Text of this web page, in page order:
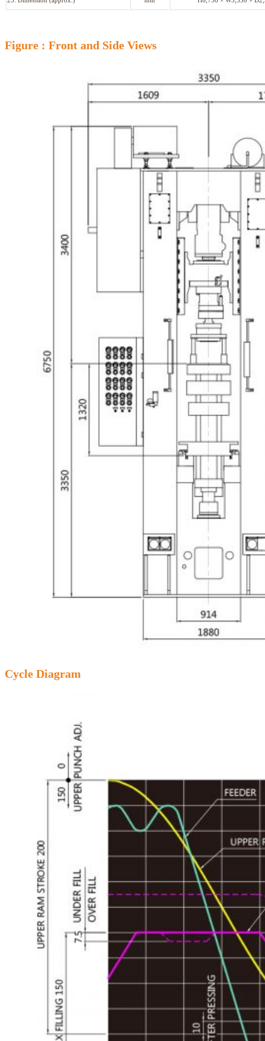
Figure : Front and Side Views
Cycle Diagram